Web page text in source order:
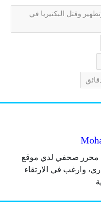
وقتل البكتيريا في
محرر صحفي لدي موقع
وارغب في الارتقاء